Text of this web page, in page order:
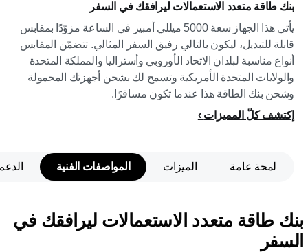
بنك طاقة متعدد الاستعمالات ليرافقك في السفر
يأتي هذا الجهاز سعة 5000 ميللي أمبير في الساعة مزوّدًا بمقابس
قابلة للتبديل، ليكون بالتالي رفيق السفر المثالي. تتضمّن المقابس
أنواع مناسبة لبلدان الاتحاد الأوروبي وأستراليا والمملكة المتحدة
والولايات المتحدة الأمريكية وتسمح لك بشحن أجهزتك المحمولة
وشحن بنك الطاقة هذا عندما تكون مسافرًا.
إكتشف كلّ المميزات
لمحة عامة الميزات المواصفات الفنية
بنك طاقة متعدد الاستعمالات ليرافقك في
السفر